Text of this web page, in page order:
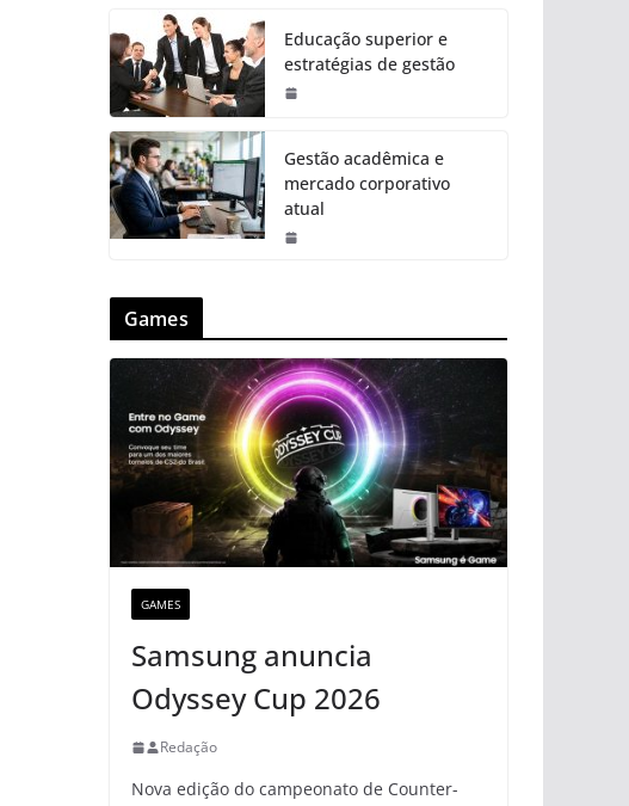
Educação superior e
estratégias de gestão
Gestão acadêmica e
mercado corporativo
atual
Games
GAMES
Samsung anuncia
Odyssey Cup 2026
Redação
Nova edição do campeonato de Counter-